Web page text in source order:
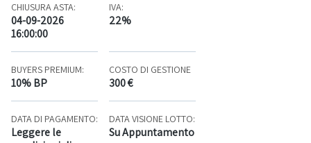
CHIUSURA ASTA:
04-09-2026
16:00:00
IVA:
22%
BUYERS PREMIUM:
10% BP
COSTO DI GESTIONE
300 €
DATA DI PAGAMENTO:
Leggere le
DATA VISIONE LOTTO:
Su Appuntamento